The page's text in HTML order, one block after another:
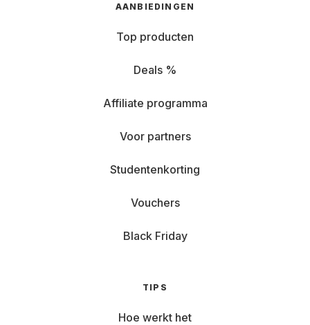
AANBIEDINGEN
Top producten
Deals %
Affiliate programma
Voor partners
Studentenkorting
Vouchers
Black Friday
TIPS
Hoe werkt het